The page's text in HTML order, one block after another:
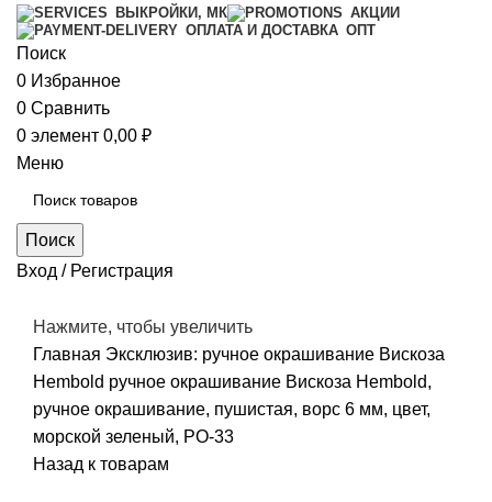
ВЫКРОЙКИ, МК
АКЦИИ
ОПЛАТА И ДОСТАВКА ОПТ
Поиск
0 Избранное
0 Сравнить
0 элемент 0,00 ₽
Меню
Поиск
Вход / Регистрация
Нажмите, чтобы увеличить
Главная Эксклюзив: ручное окрашивание Вискоза
Hembold ручное окрашивание Вискоза Hembold,
ручное окрашивание, пушистая, ворс 6 мм, цвет,
морской зеленый, РО-33
Назад к товарам